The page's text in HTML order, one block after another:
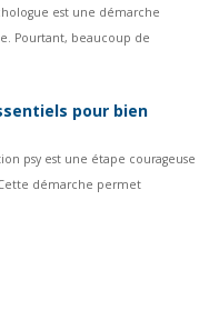
est une démarche
Pourtant, beaucoup de
pour bien
psy est une étape courageuse
démarche permet